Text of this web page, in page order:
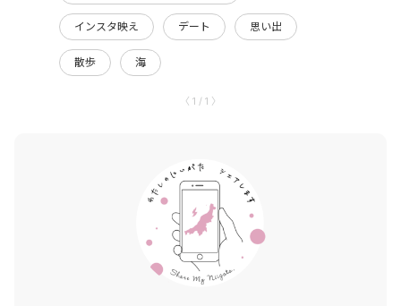
インスタ映え デート 思い出
散歩 海
〈 1 / 1 〉